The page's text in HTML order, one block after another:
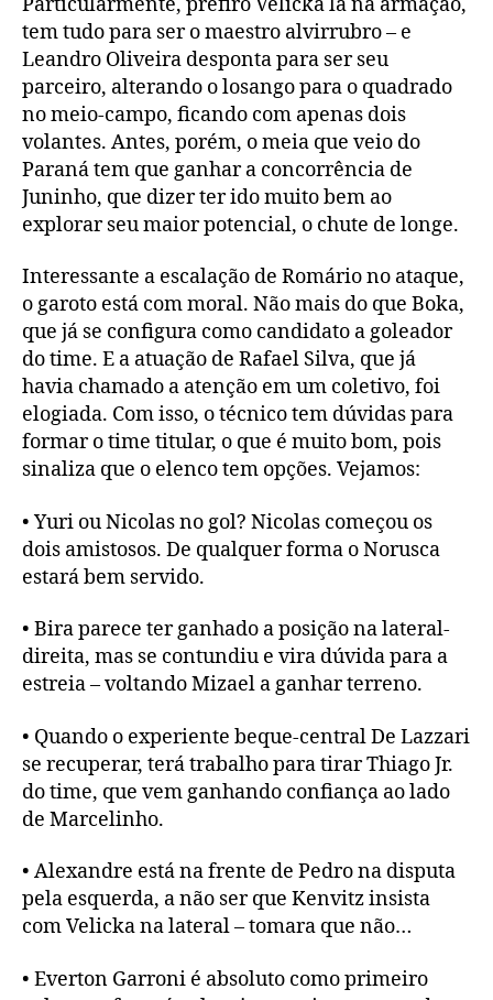
tem tudo para ser o maestro alvirrubro – e
Leandro Oliveira desponta para ser seu
parceiro, alterando o losango para o quadrado
no meio-campo, ficando com apenas dois
volantes. Antes, porém, o meia que veio do
Paraná tem que ganhar a concorrência de
Juninho, que dizer ter ido muito bem ao
explorar seu maior potencial, o chute de longe.
Interessante a escalação de Romário no ataque,
o garoto está com moral. Não mais do que Boka,
que já se configura como candidato a goleador
do time. E a atuação de Rafael Silva, que já
havia chamado a atenção em um coletivo, foi
elogiada. Com isso, o técnico tem dúvidas para
formar o time titular, o que é muito bom, pois
sinaliza que o elenco tem opções. Vejamos:
• Yuri ou Nicolas no gol? Nicolas começou os
dois amistosos. De qualquer forma o Norusca
estará bem servido.
• Bira parece ter ganhado a posição na lateral-
direita, mas se contundiu e vira dúvida para a
estreia – voltando Mizael a ganhar terreno.
• Quando o experiente beque-central De Lazzari
se recuperar, terá trabalho para tirar Thiago Jr.
do time, que vem ganhando confiança ao lado
de Marcelinho.
• Alexandre está na frente de Pedro na disputa
pela esquerda, a não ser que Kenvitz insista
com Velicka na lateral – tomara que não…
• Everton Garroni é absoluto como primeiro